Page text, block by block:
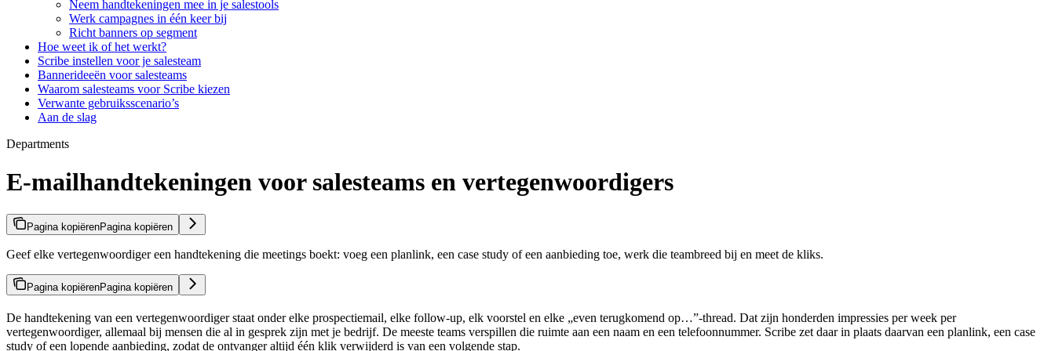
Neem handtekeningen mee in je salestools
Werk campagnes in één keer bij
Richt banners op segment
Hoe weet ik of het werkt?
Scribe instellen voor je salesteam
Bannerideeën voor salesteams
Waarom salesteams voor Scribe kiezen
Verwante gebruiksscenario’s
Aan de slag
Departments
E-mailhandtekeningen voor salesteams en vertegenwoordigers
Pagina kopiërenPagina kopiëren
Geef elke vertegenwoordiger een handtekening die meetings boekt: voeg een planlink, een case study of een aanbieding toe, werk die teambreed bij en meet de kliks.
Pagina kopiërenPagina kopiëren
De handtekening van een vertegenwoordiger staat onder elke prospectiemail, elke follow-up, elk voorstel en elke „even terugkomend op…”-thread. Dat zijn honderden impressies per week per
vertegenwoordiger, allemaal bij mensen die al in gesprek zijn met je bedrijf. De meeste teams verspillen die ruimte aan een naam en een telefoonnummer. Scribe zet daar in plaats daarvan een planlink, een case
study of een lopende aanbieding, zodat de ontvanger altijd één klik verwijderd is van een volgende stap.